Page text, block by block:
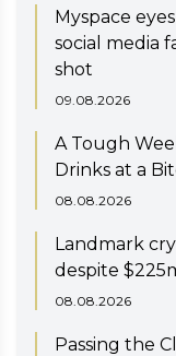
Myspace
social media
shot
09.08.2026
A Tough
Drinks at a
08.08.2026
Landmark
despite
08.08.2026
Passing the